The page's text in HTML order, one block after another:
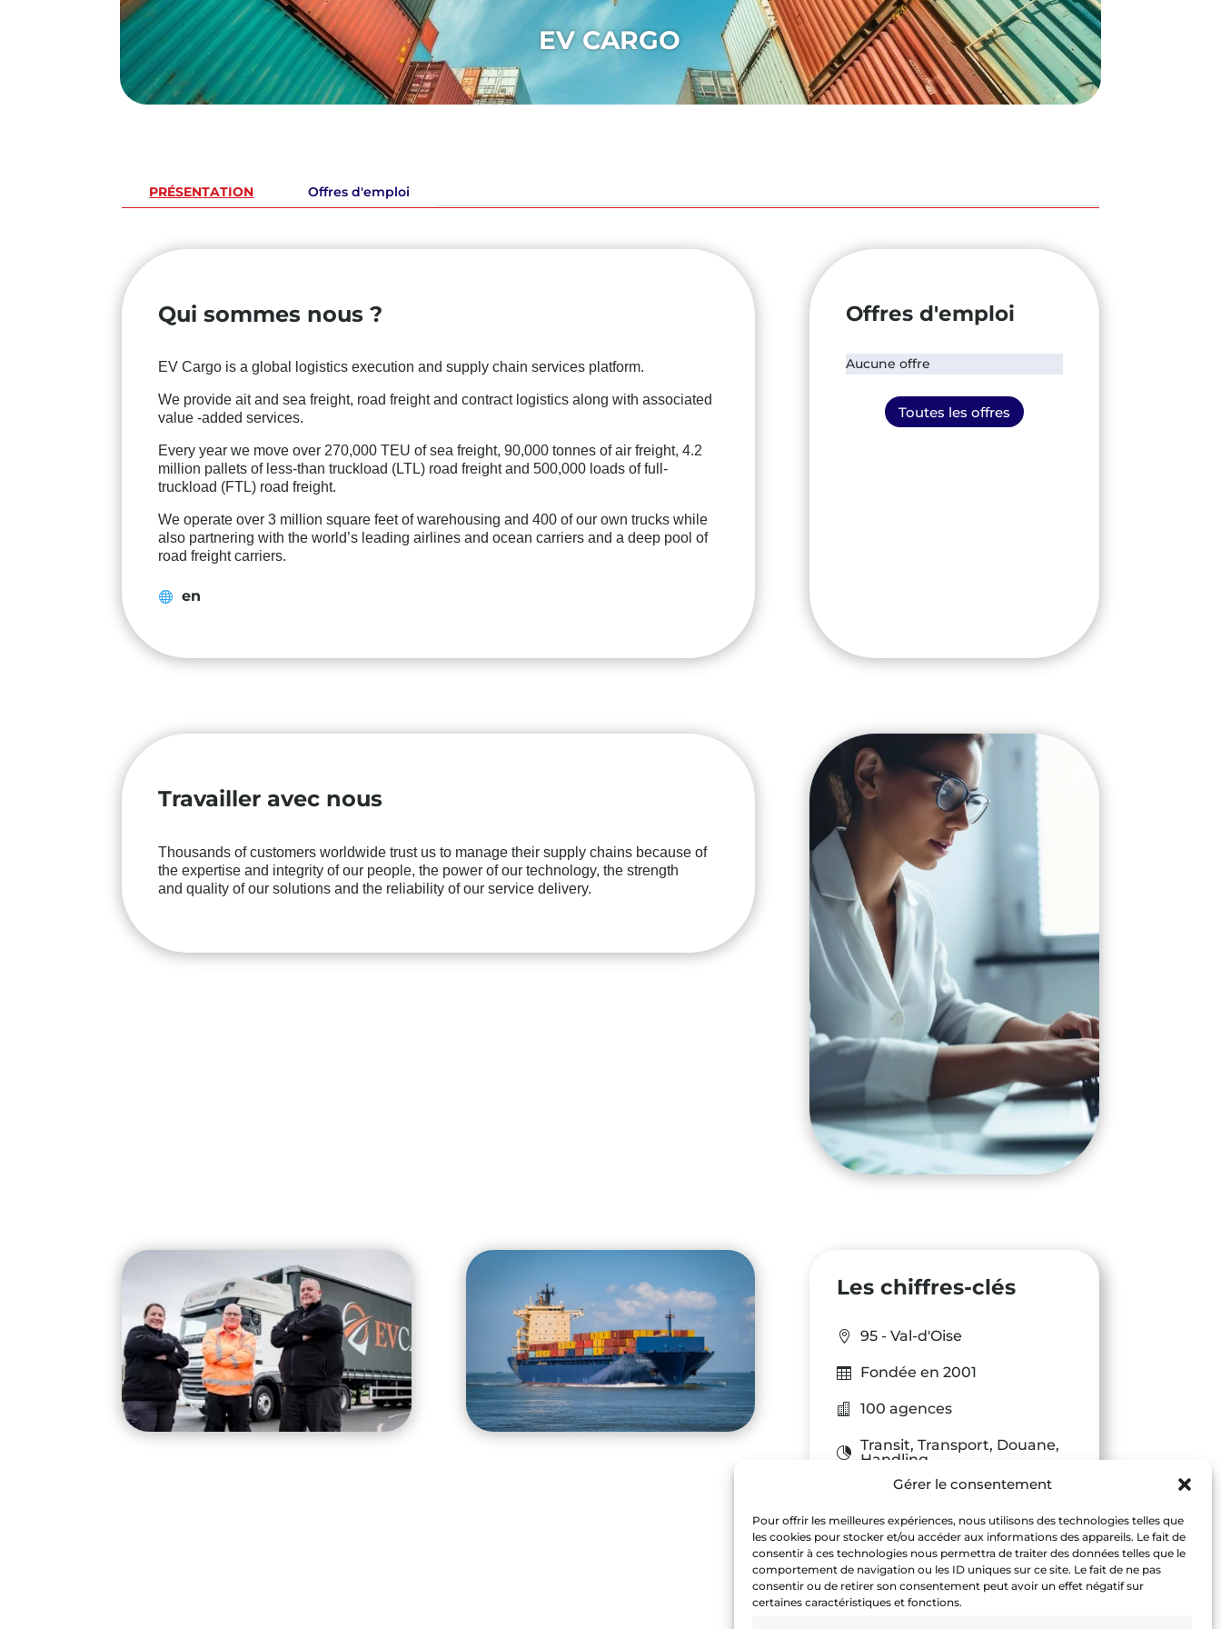
Gérer le consentement
Pour offrir les meilleures expériences, nous utilisons des technologies telles que
les cookies pour stocker et/ou accéder aux informations des appareils. Le fait de
consentir à ces technologies nous permettra de traiter des données telles que le
comportement de navigation ou les ID uniques sur ce site. Le fait de ne pas
consentir ou de retirer son consentement peut avoir un effet négatif sur
certaines caractéristiques et fonctions.
EV CARGO
PRÉSENTATION Offres d'emploi
Qui sommes nous ?
EV Cargo is a global logistics execution and supply chain services platform.
We provide ait and sea freight, road freight and contract logistics along with associated
value -added services.
Every year we move over 270,000 TEU of sea freight, 90,000 tonnes of air freight, 4.2
million pallets of less-than truckload (LTL) road freight and 500,000 loads of full-
truckload (FTL) road freight.
We operate over 3 million square feet of warehousing and 400 of our own trucks while
also partnering with the world’s leading airlines and ocean carriers and a deep pool of
road freight carriers.
en
Offres d'emploi
Aucune offre
Toutes les offres
Travailler avec nous
Thousands of customers worldwide trust us to manage their supply chains because of
the expertise and integrity of our people, the power of our technology, the strength
and quality of our solutions and the reliability of our service delivery.
Les chiffres-clés
95 - Val-d'Oise
Fondée en 2001
100 agences
Transit, Transport, Douane,
Handling